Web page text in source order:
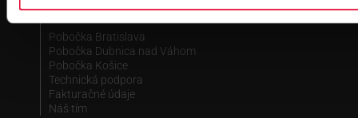
Kontakt
Pobočka Bratislava
Pobočka Dubnica nad Váhom
Pobočka Košice
Technická podpora
Fakturačné údaje
Náš tím